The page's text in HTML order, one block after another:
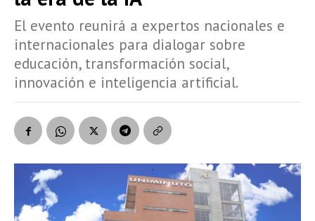
El evento reunirá a expertos nacionales e
internacionales para dialogar sobre
educación, transformación social,
innovación e inteligencia artificial.